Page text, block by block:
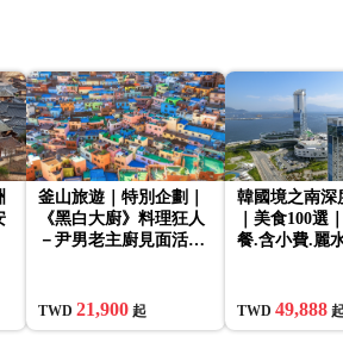
釜山旅遊｜特別企劃｜
《黑白大廚》料理狂人
－尹男老主廚見面活動.
TWD 21,900 起
韓國境之南深
｜美食100選
餐.含小費.麗
密陽位良池八
TWD 49,888